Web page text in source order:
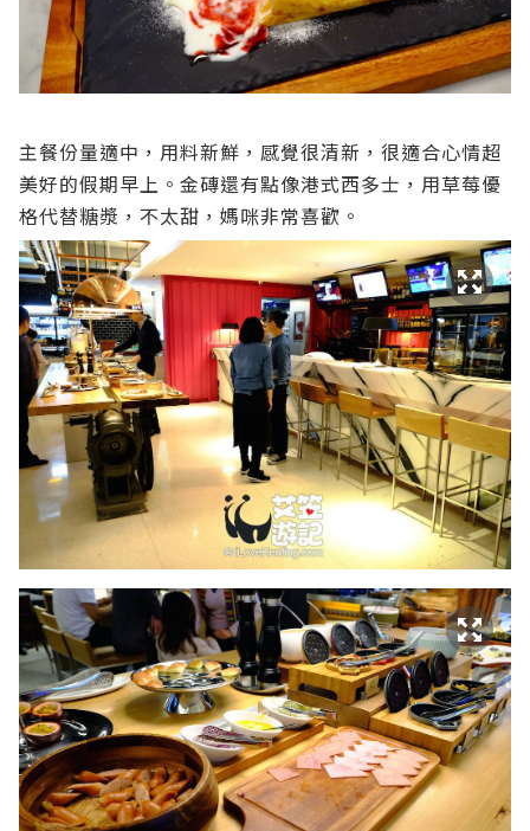
主餐份量適中，用料新鮮，感覺很清新，很適合心情超
美好的假期早上。金磚還有點像港式西多士，用草莓優
格代替糖漿，不太甜，媽咪非常喜歡。